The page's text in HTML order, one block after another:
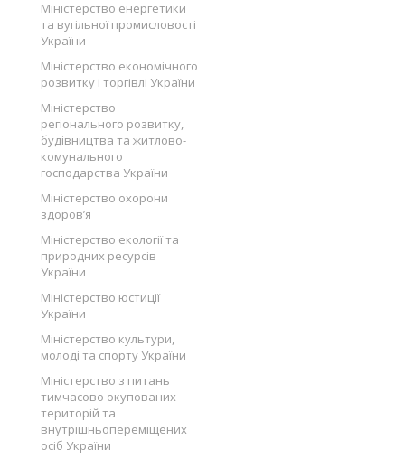
Міністерство енергетики
та вугільної промисловості
України
Міністерство економічного
розвитку і торгівлі України
Міністерство
регіонального розвитку,
будівництва та житлово-
комунального
господарства України
Міністерство охорони
здоров’я
Міністерство екології та
природних ресурсів
України
Міністерство юстиції
України
Міністерство культури,
молоді та спорту України
Міністерство з питань
тимчасово окупованих
територій та
внутрішньопереміщених
осіб України